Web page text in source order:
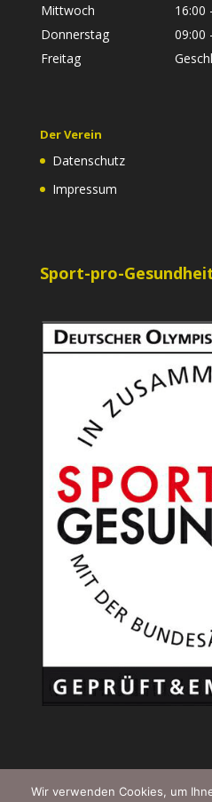
Mittwoch
16:00
Donnerstag
09:00
Freitag
Der Verein
Datenschutz
Impressum
Sport-pro-
Wir verwenden Cookies, um